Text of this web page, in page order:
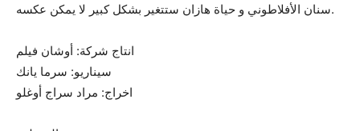
سنان الأفلاطوني و حياة هازان ستتغير بشكل كبير لا يمكن عكسه.
انتاج شركة: أوشان فيلم
سيناريو: سرما يانك
اخراج: مراد سراج أوغلو